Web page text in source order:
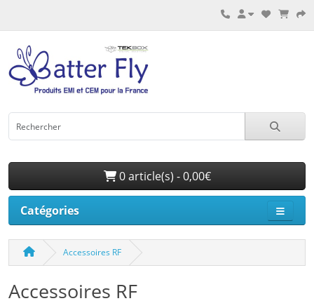
0 article(s) - 0,00€
Catégories
Accessoires RF
Accessoires RF